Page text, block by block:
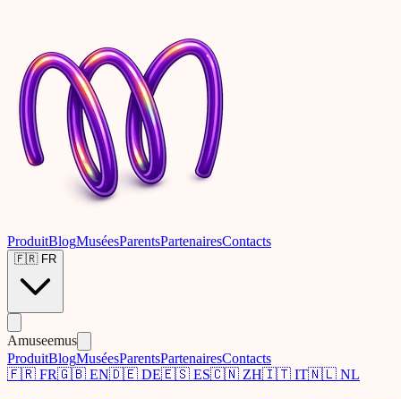
ProduitBlogMuséesParentsPartenairesContacts
🇫🇷 FR
Amuseemus
ProduitBlogMuséesParentsPartenairesContacts
🇫🇷 FR🇬🇧 EN🇩🇪 DE🇪🇸 ES🇨🇳 ZH🇮🇹 IT🇳🇱 NL